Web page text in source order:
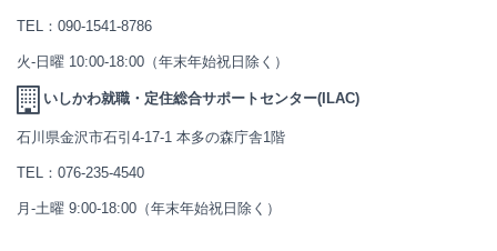
TEL： 090-1541-8786
火-日曜 10:00-18:00（年末年始祝日除く）
いしかわ就職・定住総合サポートセンター(ILAC)
石川県金沢市石引4-17-1 本多の森庁舎1階
TEL： 076-235-4540
月-土曜 9:00-18:00（年末年始祝日除く）